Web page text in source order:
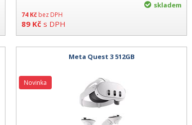
74 Kč bez DPH
89 Kč s DPH
skladem
Meta Quest 3 512GB
Novinka